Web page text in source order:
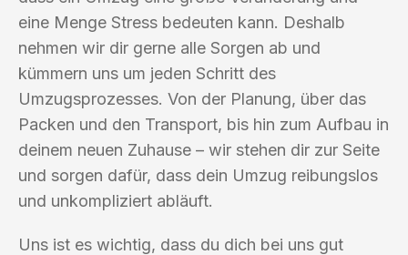
eine Menge Stress bedeuten kann. Deshalb
nehmen wir dir gerne alle Sorgen ab und
kümmern uns um jeden Schritt des
Umzugsprozesses. Von der Planung, über das
Packen und den Transport, bis hin zum Aufbau in
deinem neuen Zuhause – wir stehen dir zur Seite
und sorgen dafür, dass dein Umzug reibungslos
und unkompliziert abläuft.
Uns ist es wichtig, dass du dich bei uns gut